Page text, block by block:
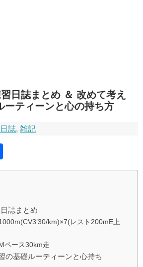
日誌まとめ ＆ 改めて考え
ーティーンと心の持ち方
誌,雑記
有
誌まとめ
km)×7(レスト200mE上
ペース30km走
の基礎ルーティーンと心持ち